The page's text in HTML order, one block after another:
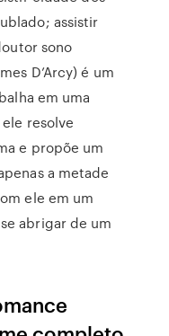
assistir
sono
D’Arcy) é um
em uma
resolve
e propõe um
a metade
ele em um
abrigar de um